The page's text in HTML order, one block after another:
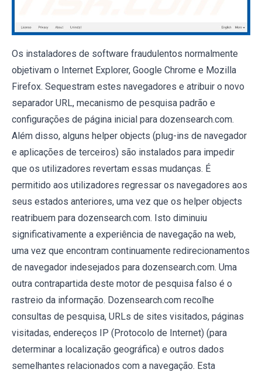
Os instaladores de software fraudulentos normalmente
objetivam o Internet Explorer, Google Chrome e Mozilla
Firefox. Sequestram estes navegadores e atribuir o novo
separador URL, mecanismo de pesquisa padrão e
configurações de página inicial para dozensearch.com.
Além disso, alguns helper objects (plug-ins de navegador
e aplicações de terceiros) são instalados para impedir
que os utilizadores revertam essas mudanças. É
permitido aos utilizadores regressar os navegadores aos
seus estados anteriores, uma vez que os helper objects
reatribuem para dozensearch.com. Isto diminuiu
significativamente a experiência de navegação na web,
uma vez que encontram continuamente redirecionamentos
de navegador indesejados para dozensearch.com. Uma
outra contrapartida deste motor de pesquisa falso é o
rastreio da informação. Dozensearch.com recolhe
consultas de pesquisa, URLs de sites visitados, páginas
visitadas, endereços IP (Protocolo de Internet) (para
determinar a localização geográfica) e outros dados
semelhantes relacionados com a navegação. Esta